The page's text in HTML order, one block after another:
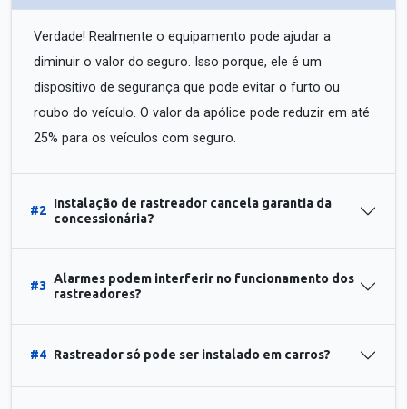
Verdade! Realmente o equipamento pode ajudar a
diminuir o valor do seguro. Isso porque, ele é um
dispositivo de segurança que pode evitar o furto ou
roubo do veículo. O valor da apólice pode reduzir em até
25% para os veículos com seguro.
#2
Instalação de rastreador cancela garantia da
concessionária?
#3
Alarmes podem interferir no funcionamento dos
rastreadores?
#4 Rastreador só pode ser instalado em carros?